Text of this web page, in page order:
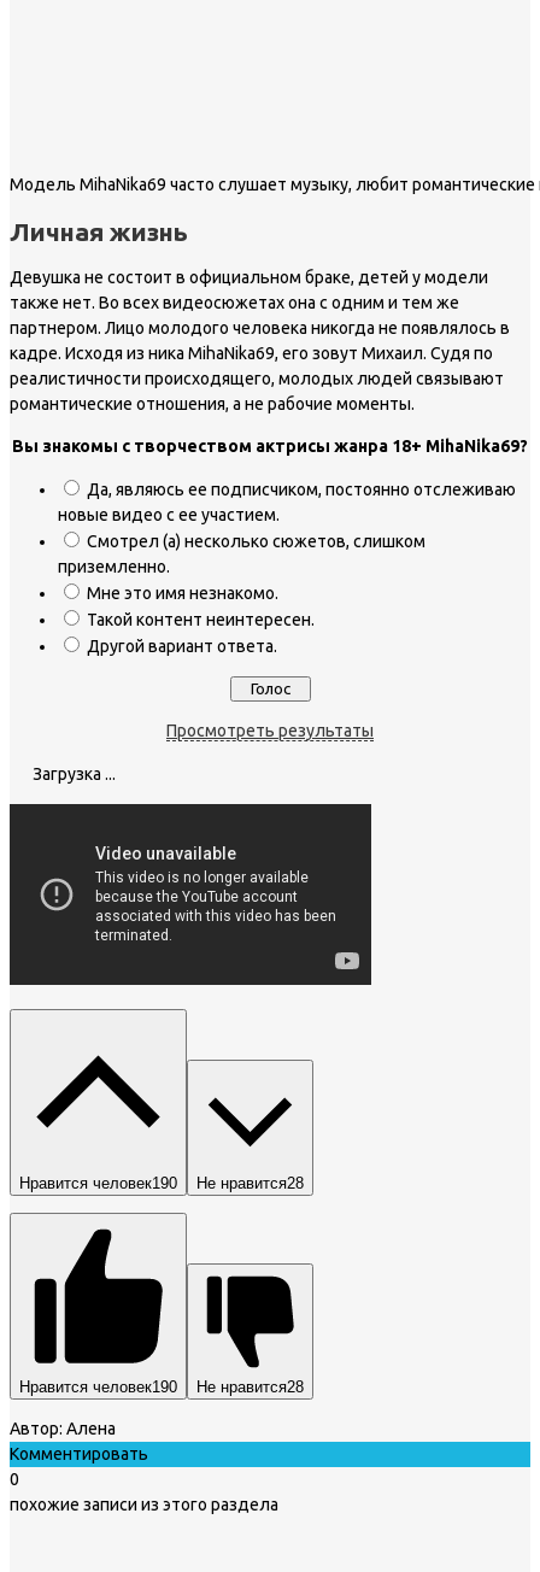
Модель MihaNika69 часто слушает музыку, любит
Личная жизнь
Девушка не состоит в официальном браке, детей у модели
также нет. Во всех видеосюжетах она с одним и тем же
партнером. Лицо молодого человека никогда не появлялось в
кадре. Исходя из ника MihaNika69, его зовут Михаил. Судя по
реалистичности происходящего, молодых людей связывают
романтические отношения, а не рабочие моменты.
Вы знакомы с творчеством актрисы жанра 18+ MihaNika69?
Да, являюсь ее подписчиком, постоянно отслеживаю
новые видео с ее участием.
Смотрел (а) несколько сюжетов, слишком
приземленно.
Мне это имя незнакомо.
Такой контент неинтересен.
Другой вариант ответа.
Просмотреть результаты
Загрузка ...
Нравится человек190 Не нравится28
Нравится человек190 Не нравится28
Автор: Алена
Комментировать
0
похожие записи из этого раздела